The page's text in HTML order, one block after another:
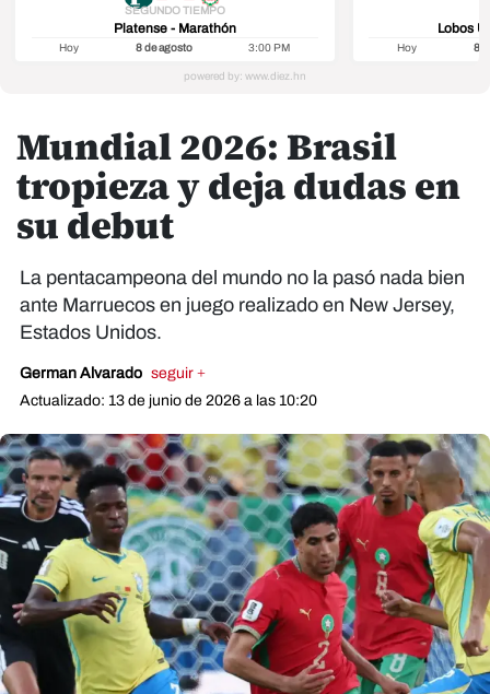
SEGUNDO TIEMPO
Platense - Marathón
Hoy 8 de agosto 3:00 PM
Lobos
Hoy 8
Mundial 2026: Brasil
tropieza y deja dudas en
su debut
La pentacampeona del mundo no la pasó nada bien
ante Marruecos en juego realizado en New Jersey,
Estados Unidos.
German Alvarado seguir +
Actualizado: 13 de junio de 2026 a las 10:20